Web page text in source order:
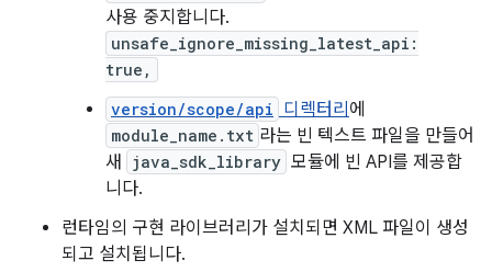
사용 중지합니다.
unsafe_ignore_missing_latest_api:
true,
version/scope/api 디렉터리 에
module_name.txt 라는 빈 텍스트 파일을 만들어
새
java_sdk_library 모듈에 빈 API를 제공합
니다.
런타임의 구현 라이브러리가 설치되면 XML 파일이 생성
되고 설치됩니다.